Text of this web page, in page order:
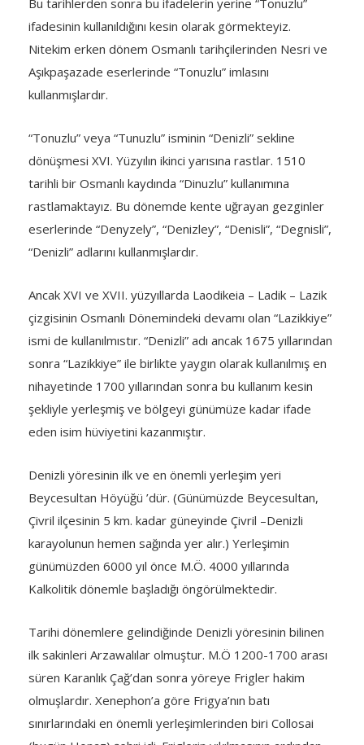
ifadesinin kullanıldığını kesin olarak görmekteyiz.
Nitekim erken dönem Osmanlı tarihçilerinden Nesri ve
Aşıkpaşazade eserlerinde “Tonuzlu” imlasını
kullanmışlardır.
“Tonuzlu” veya “Tunuzlu” isminin “Denizli” sekline
dönüşmesi XVI. Yüzyılın ikinci yarısına rastlar. 1510
tarihli bir Osmanlı kaydında “Dinuzlu” kullanımına
rastlamaktayız. Bu dönemde kente uğrayan gezginler
eserlerinde “Denyzely”, “Denizley”, “Denisli”, “Degnisli”,
“Denizli” adlarını kullanmışlardır.
Ancak XVI ve XVII. yüzyıllarda Laodikeia – Ladik – Lazik
çizgisinin Osmanlı Dönemindeki devamı olan “Lazikkiye”
ismi de kullanılmıstır. “Denizli” adı ancak 1675 yıllarından
sonra “Lazikkiye” ile birlikte yaygın olarak kullanılmış en
nihayetinde 1700 yıllarından sonra bu kullanım kesin
şekliyle yerleşmiş ve bölgeyi günümüze kadar ifade
eden isim hüviyetini kazanmıştır.
Denizli yöresinin ilk ve en önemli yerleşim yeri
Beycesultan Höyüğü ’dür. (Günümüzde Beycesultan,
Çivril ilçesinin 5 km. kadar güneyinde Çivril –Denizli
karayolunun hemen sağında yer alır.) Yerleşimin
günümüzden 6000 yıl önce M.Ö. 4000 yıllarında
Kalkolitik dönemle başladığı öngörülmektedir.
Tarihi dönemlere gelindiğinde Denizli yöresinin bilinen
ilk sakinleri Arzawalılar olmuştur. M.Ö 1200-1700 arası
süren Karanlık Çağ’dan sonra yöreye Frigler hakim
olmuşlardır. Xenephon’a göre Frigya’nın batı
sınırlarındaki en önemli yerleşimlerinden biri Collosai